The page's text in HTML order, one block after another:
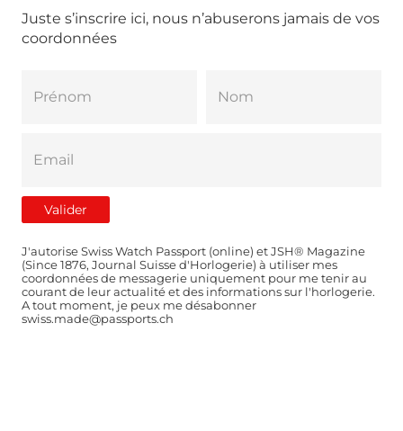
Juste s’inscrire ici, nous n’abuserons jamais de vos
coordonnées
J'autorise Swiss Watch Passport (online) et JSH® Magazine
(Since 1876, Journal Suisse d'Horlogerie) à utiliser mes
coordonnées de messagerie uniquement pour me tenir au
courant de leur actualité et des informations sur l'horlogerie.
A tout moment, je peux me désabonner
swiss.made@passports.ch